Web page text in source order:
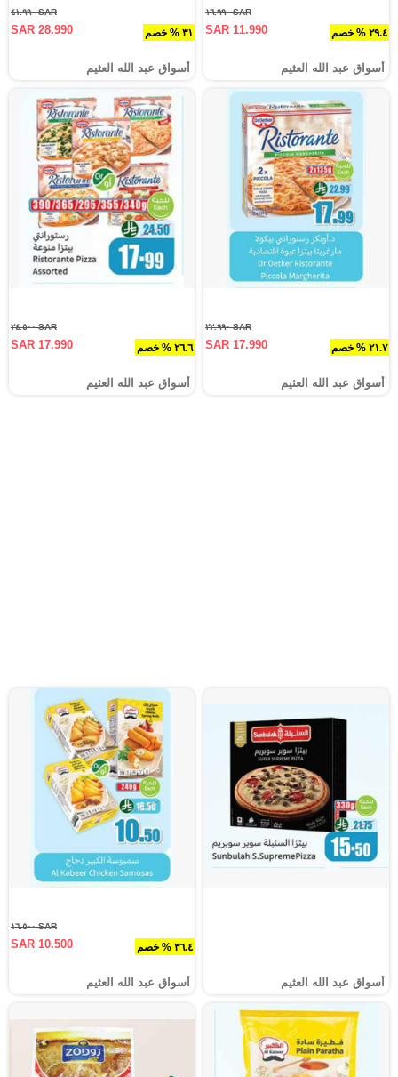
٢٩.٤ % خصم
SAR ١٦.٩٩٠
SAR 11.990
أسواق عبد الله العثيم
٣١ % خصم
SAR ٤١.٩٩٠
SAR 28.990
أسواق عبد الله العثيم
٢١.٧ % خصم
SAR ٢٢.٩٩٠
SAR 17.990
أسواق عبد الله العثيم
٢٦.٦ % خصم
SAR ٢٤.٥٠٠
SAR 17.990
أسواق عبد الله العثيم
أسواق عبد الله العثيم
٣٦.٤ % خصم
SAR ١٦.٥٠٠
SAR 10.500
أسواق عبد الله العثيم